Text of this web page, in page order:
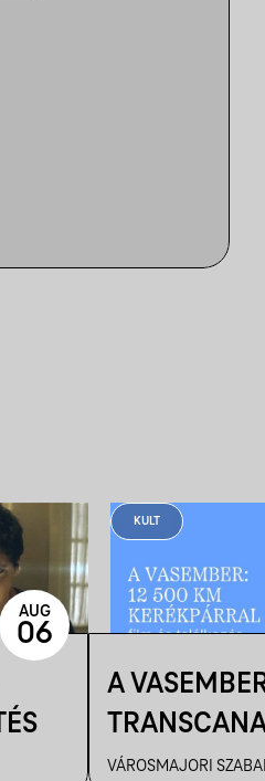
AUG
06
KULT
A
ULTRA
VÁROSMAJORI